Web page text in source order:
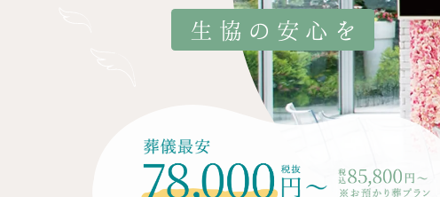
道東エリア
生協の安心を